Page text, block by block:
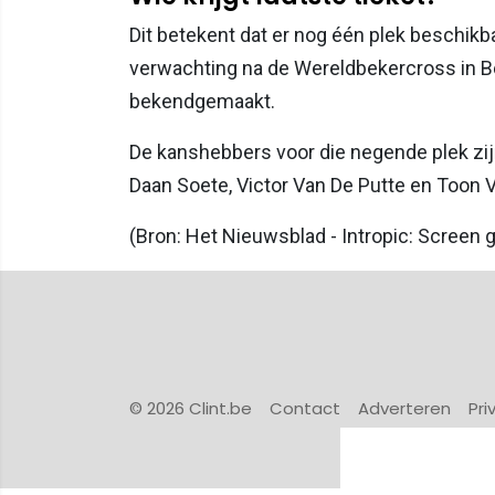
Dit betekent dat er nog één plek
verwachting na de Wereldbekercross in
bekendgemaakt.
De kanshebbers voor die negende plek
Daan Soete, Victor Van De Putte en Toon
(Bron: Het Nieuwsblad - Intropic: Screen
© 2026 Clint.be Contact Adverteren